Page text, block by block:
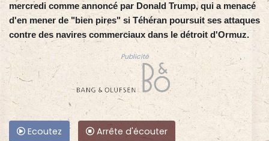
mercredi comme annoncé par Donald Trump, qui a menacé
d'en mener de "bien pires" si Téhéran poursuit ses attaques
contre des navires commerciaux dans le détroit d'Ormuz.
Publicité
Ecoutez Arrête d'écouter